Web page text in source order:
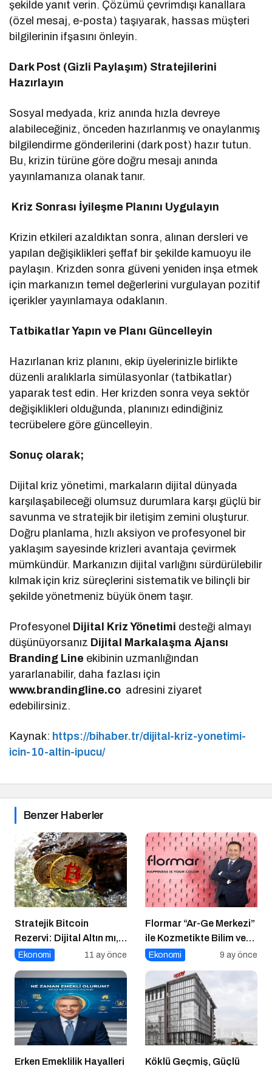
şekilde yanıt verin. Çözümü çevrimdışı kanallara
(özel mesaj, e-posta) taşıyarak, hassas müşteri
bilgilerinin ifşasını önleyin.
Dark Post (Gizli Paylaşım) Stratejilerini
Hazırlayın
Sosyal medyada, kriz anında hızla devreye
alabileceğiniz, önceden hazırlanmış ve onaylanmış
bilgilendirme gönderilerini (dark post) hazır tutun.
Bu, krizin türüne göre doğru mesajı anında
yayınlamanıza olanak tanır.
Kriz Sonrası İyileşme Planını Uygulayın
Krizin etkileri azaldıktan sonra, alınan dersleri ve
yapılan değişiklikleri şeffaf bir şekilde kamuoyu ile
paylaşın. Krizden sonra güveni yeniden inşa etmek
için markanızın temel değerlerini vurgulayan pozitif
içerikler yayınlamaya odaklanın.
Tatbikatlar Yapın ve Planı Güncelleyin
Hazırlanan kriz planını, ekip üyelerinizle birlikte
düzenli aralıklarla simülasyonlar (tatbikatlar)
yaparak test edin. Her krizden sonra veya sektör
değişiklikleri olduğunda, planınızı edindiğiniz
tecrübelere göre güncelleyin.
Sonuç olarak;
Dijital kriz yönetimi, markaların dijital dünyada
karşılaşabileceği olumsuz durumlara karşı güçlü bir
savunma ve stratejik bir iletişim zemini oluşturur.
Doğru planlama, hızlı aksiyon ve profesyonel bir
yaklaşım sayesinde krizleri avantaja çevirmek
mümkündür. Markanızın dijital varlığını sürdürülebilir
kılmak için kriz süreçlerini sistematik ve bilinçli bir
şekilde yönetmeniz büyük önem taşır.
Profesyonel Dijital Kriz Yönetimi desteği almayı
düşünüyorsanız Dijital Markalaşma Ajansı
Branding Line ekibinin uzmanlığından
yararlanabilir, daha fazlası için
www.brandingline.co adresini ziyaret
edebilirsiniz.
Kaynak: https://bihaber.tr/dijital-kriz-yonetimi-
icin-10-altin-ipucu/
Benzer Haberler
Stratejik Bitcoin
Rezervi: Dijital Altın mı,
Riskli Bir Hamle mi?
Ekonomi 11 ay önce
Flormar “Ar-Ge Merkezi”
ile Kozmetikte Bilim ve
Teknolojiyi Buluşturuyor!
Ekonomi 9 ay önce
Erken Emeklilik Hayalleri Köklü Geçmiş, Güçlü